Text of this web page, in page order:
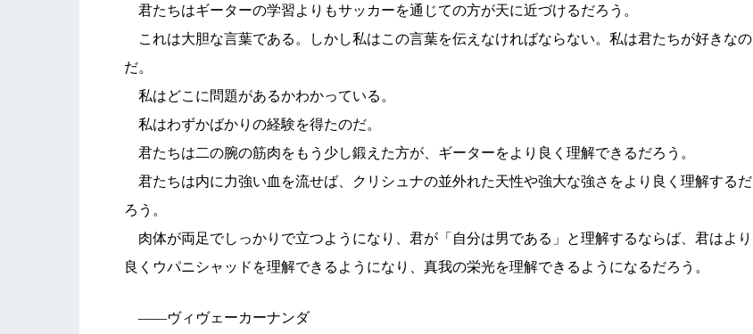
君たちはギーターの学習よりもサッカーを通じての方が天に近づけるだろう。
これは大胆な言葉である。しかし私はこの言葉を伝えなければならない。私は君たちが好きなの
だ。
私はどこに問題があるかわかっている。
私はわずかばかりの経験を得たのだ。
君たちは二の腕の筋肉をもう少し鍛えた方が、ギーターをより良く理解できるだろう。
君たちは内に力強い血を流せば、クリシュナの並外れた天性や強大な強さをより良く理解するだ
ろう。
肉体が両足でしっかりで立つようになり、君が「自分は男である」と理解するならば、君はより
良くウパニシャッドを理解できるようになり、真我の栄光を理解できるようになるだろう。
――ヴィヴェーカーナンダ